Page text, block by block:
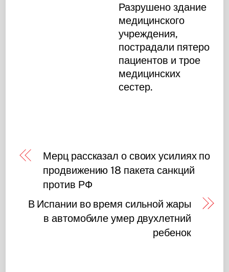
Разрушено здание
медицинского
учреждения,
пострадали пятеро
пациентов и трое
медицинских
сестер.
Мерц рассказал о своих усилиях по
продвижению 18 пакета санкций
против РФ
В Испании во время сильной жары
в автомобиле умер двухлетний
ребенок